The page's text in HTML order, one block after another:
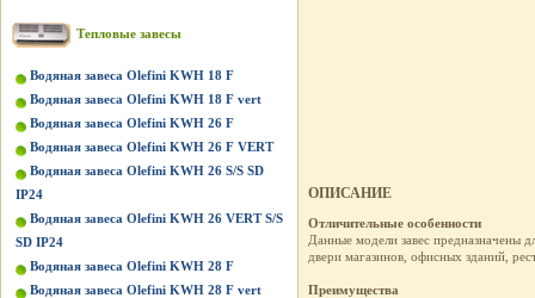
Тепловые завесы
Водяная завеса Olefini KWH 18 F
Водяная завеса Olefini KWH 18 F vert
Водяная завеса Olefini KWH 26 F
Водяная завеса Olefini KWH 26 F VERT
Водяная завеса Olefini KWH 26 S/S SD
IP24
Водяная завеса Olefini KWH 26 VERT S/S
SD IP24
Водяная завеса Olefini KWH 28 F
Водяная завеса Olefini KWH 28 F vert
ОПИСАНИЕ
Отличительные особенности
Данные модели завес предназначены
двери магазинов, офисных зданий,
Преимущества